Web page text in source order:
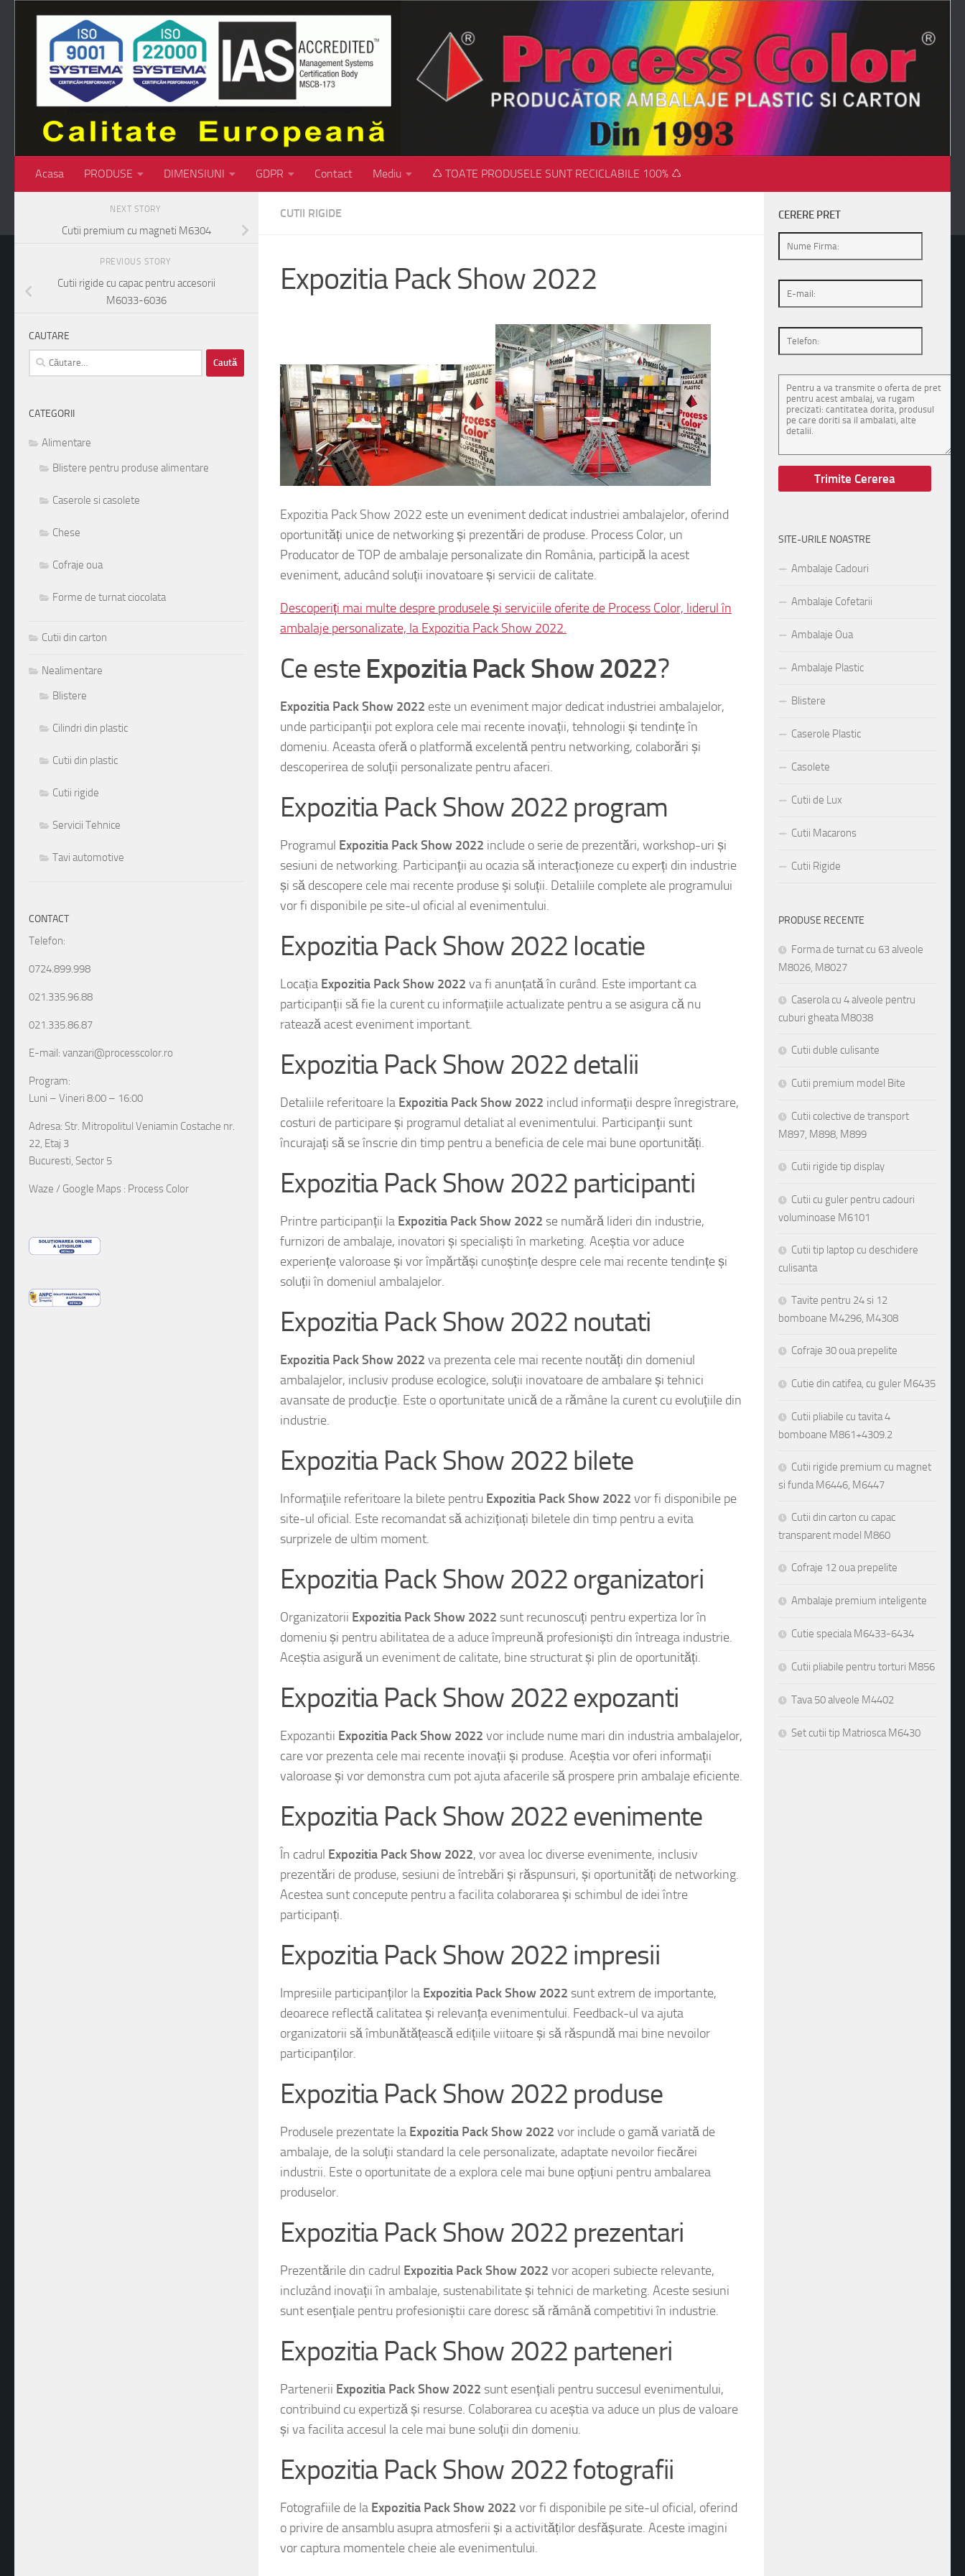
Skip to content
Acasa PRODUSE DIMENSIUNI GDPR Contact Mediu ♺ TOATE PRODUSELE SUNT RECICLABILE 100% ♺
CUTII RIGIDE
Expozitia Pack Show 2022
Expozitia Pack Show 2022 este un eveniment dedicat industriei ambalajelor, oferind
oportunități unice de networking și prezentări de produse. Process Color, un
Producator de TOP de ambalaje personalizate din România, participă la acest
eveniment, aducând soluții inovatoare și servicii de calitate.
Descoperiți mai multe despre produsele și serviciile oferite de Process Color, liderul în
ambalaje personalizate, la Expozitia Pack Show 2022.
Ce este Expozitia Pack Show 2022?
Expozitia Pack Show 2022 este un eveniment major dedicat industriei ambalajelor,
unde participanții pot explora cele mai recente inovații, tehnologii și tendințe în
domeniu. Aceasta oferă o platformă excelentă pentru networking, colaborări și
descoperirea de soluții personalizate pentru afaceri.
Expozitia Pack Show 2022 program
Programul Expozitia Pack Show 2022 include o serie de prezentări, workshop-uri și
sesiuni de networking. Participanții au ocazia să interacționeze cu experți din industrie
și să descopere cele mai recente produse și soluții. Detaliile complete ale programului
vor fi disponibile pe site-ul oficial al evenimentului.
Expozitia Pack Show 2022 locatie
Locația Expozitia Pack Show 2022 va fi anunțată în curând. Este important ca
participanții să fie la curent cu informațiile actualizate pentru a se asigura că nu
ratează acest eveniment important.
Expozitia Pack Show 2022 detalii
Detaliile referitoare la Expozitia Pack Show 2022 includ informații despre înregistrare,
costuri de participare și programul detaliat al evenimentului. Participanții sunt
încurajați să se înscrie din timp pentru a beneficia de cele mai bune oportunități.
Expozitia Pack Show 2022 participanti
Printre participanții la Expozitia Pack Show 2022 se numără lideri din industrie,
furnizori de ambalaje, inovatori și specialiști în marketing. Aceștia vor aduce
experiențe valoroase și vor împărtăși cunoștințe despre cele mai recente tendințe și
soluții în domeniul ambalajelor.
Expozitia Pack Show 2022 noutati
Expozitia Pack Show 2022 va prezenta cele mai recente noutăți din domeniul
ambalajelor, inclusiv produse ecologice, soluții inovatoare de ambalare și tehnici
avansate de producție. Este o oportunitate unică de a rămâne la curent cu evoluțiile din
industrie.
Expozitia Pack Show 2022 bilete
Informațiile referitoare la bilete pentru Expozitia Pack Show 2022 vor fi disponibile pe
site-ul oficial. Este recomandat să achiziționați biletele din timp pentru a evita
surprizele de ultim moment.
Expozitia Pack Show 2022 organizatori
Organizatorii Expozitia Pack Show 2022 sunt recunoscuți pentru expertiza lor în
domeniu și pentru abilitatea de a aduce împreună profesioniști din întreaga industrie.
Aceștia asigură un eveniment de calitate, bine structurat și plin de oportunități.
Expozitia Pack Show 2022 expozanti
Expozantii Expozitia Pack Show 2022 vor include nume mari din industria ambalajelor,
care vor prezenta cele mai recente inovații și produse. Aceștia vor oferi informații
valoroase și vor demonstra cum pot ajuta afacerile să prospere prin ambalaje eficiente.
Expozitia Pack Show 2022 evenimente
În cadrul Expozitia Pack Show 2022, vor avea loc diverse evenimente, inclusiv
prezentări de produse, sesiuni de întrebări și răspunsuri, și oportunități de networking.
Acestea sunt concepute pentru a facilita colaborarea și schimbul de idei între
participanți.
Expozitia Pack Show 2022 impresii
Impresiile participanților la Expozitia Pack Show 2022 sunt extrem de importante,
deoarece reflectă calitatea și relevanța evenimentului. Feedback-ul va ajuta
organizatorii să îmbunătățească edițiile viitoare și să răspundă mai bine nevoilor
participanților.
Expozitia Pack Show 2022 produse
Produsele prezentate la Expozitia Pack Show 2022 vor include o gamă variată de
ambalaje, de la soluții standard la cele personalizate, adaptate nevoilor fiecărei
industrii. Este o oportunitate de a explora cele mai bune opțiuni pentru ambalarea
produselor.
Expozitia Pack Show 2022 prezentari
Prezentările din cadrul Expozitia Pack Show 2022 vor acoperi subiecte relevante,
incluzând inovații în ambalaje, sustenabilitate și tehnici de marketing. Aceste sesiuni
sunt esențiale pentru profesioniștii care doresc să rămână competitivi în industrie.
Expozitia Pack Show 2022 parteneri
Partenerii Expozitia Pack Show 2022 sunt esențiali pentru succesul evenimentului,
contribuind cu expertiză și resurse. Colaborarea cu aceștia va aduce un plus de valoare
și va facilita accesul la cele mai bune soluții din domeniu.
Expozitia Pack Show 2022 fotografii
Fotografiile de la Expozitia Pack Show 2022 vor fi disponibile pe site-ul oficial, oferind
o privire de ansamblu asupra atmosferii și a activităților desfășurate. Aceste imagini
vor captura momentele cheie ale evenimentului.
NEXT STORY
Cutii premium cu magneti M6304
PREVIOUS STORY
Cutii rigide cu capac pentru accesorii
M6033-6036
CAUTARE
Caută
după:
CATEGORII
Alimentare
Blistere pentru produse alimentare
Caserole si casolete
Chese
Cofraje oua
Forme de turnat ciocolata
Cutii din carton
Nealimentare
Blistere
Cilindri din plastic
Cutii din plastic
Cutii rigide
Servicii Tehnice
Tavi automotive
CONTACT
Telefon:
0724.899.998
021.335.96.88
021.335.86.87
E-mail: vanzari@processcolor.ro
Program:
Luni – Vineri 8:00 – 16:00
Adresa: Str. Mitropolitul Veniamin Costache nr.
22, Etaj 3
Bucuresti, Sector 5
Waze / Google Maps : Process Color
CERERE PRET
SITE-URILE NOASTRE
Ambalaje Cadouri
Ambalaje Cofetarii
Ambalaje Oua
Ambalaje Plastic
Blistere
Caserole Plastic
Casolete
Cutii de Lux
Cutii Macarons
Cutii Rigide
PRODUSE RECENTE
Forma de turnat cu 63 alveole
M8026, M8027
Caserola cu 4 alveole pentru
cuburi gheata M8038
Cutii duble culisante
Cutii premium model Bite
Cutii colective de transport
M897, M898, M899
Cutii rigide tip display
Cutii cu guler pentru cadouri
voluminoase M6101
Cutii tip laptop cu deschidere
culisanta
Tavite pentru 24 si 12
bomboane M4296, M4308
Cofraje 30 oua prepelite
Cutie din catifea, cu guler M6435
Cutii pliabile cu tavita 4
bomboane M861+4309.2
Cutii rigide premium cu magnet
si funda M6446, M6447
Cutii din carton cu capac
transparent model M860
Cofraje 12 oua prepelite
Ambalaje premium inteligente
Cutie speciala M6433-6434
Cutii pliabile pentru torturi M856
Tava 50 alveole M4402
Set cutii tip Matriosca M6430